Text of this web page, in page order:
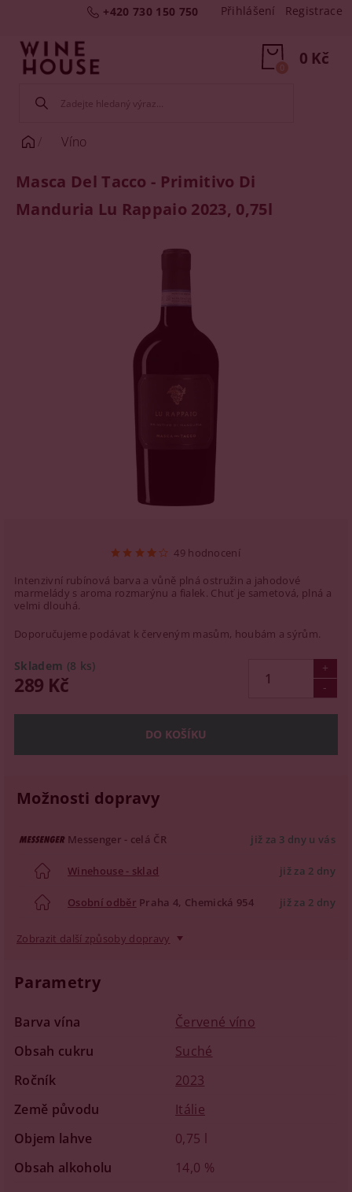
+420 730 150 750 Přihlášení Registrace
0 Kč
0
Víno
Masca Del Tacco - Primitivo Di
Manduria Lu Rappaio 2023, 0,75l
49 hodnocení
Intenzivní rubínová barva a vůně plná ostružin a jahodové
marmelády s aroma rozmarýnu a fialek. Chuť je sametová, plná a
velmi dlouhá.
Doporučujeme podávat k červeným masům, houbám a sýrům.
Skladem (8 ks)
289 Kč
Možnosti dopravy
Messenger - celá ČR již za 3 dny u vás
Winehouse - sklad již za 2 dny
Osobní odběr Praha 4, Chemická 954 již za 2 dny
Zobrazit další způsoby dopravy
Parametry
Barva vína
Červené víno
Obsah cukru
Suché
Ročník
2023
Země původu
Itálie
Objem lahve
0,75 l
Obsah alkoholu
14,0 %